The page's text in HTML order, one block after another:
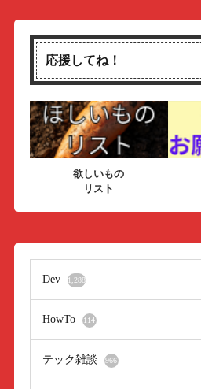
応援してね！
欲しいもの
リスト
Dev 1,288
HowTo 114
テック雑談 966